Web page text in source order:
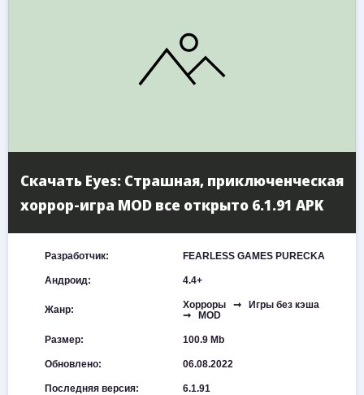
Скачать Eyes: Страшная, приключенческая
хоррор-игра MOD все открыто 6.1.91 APK
Разработчик: FEARLESS GAMES PURECKA
Андроид: 4.4+
Жанр:
Хорроры ➞ Игры без кэша
➞ MOD
Размер: 100.9 Mb
Обновлено: 06.08.2022
Последняя версия: 6.1.91